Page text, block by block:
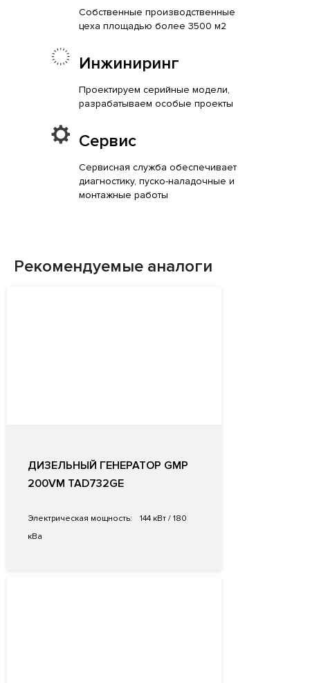
Собственные производственные
цеха площадью более 3500 м2
Инжиниринг
Проектируем серийные модели,
разрабатываем особые проекты
Сервис
Сервисная служба обеспечивает
диагностику, пуско-наладочные и
монтажные работы
Рекомендуемые аналоги
ДИЗЕЛЬНЫЙ ГЕНЕРАТОР GMP
200VM TAD732GE
Электрическая мощность:
144 кВт / 180
кВа